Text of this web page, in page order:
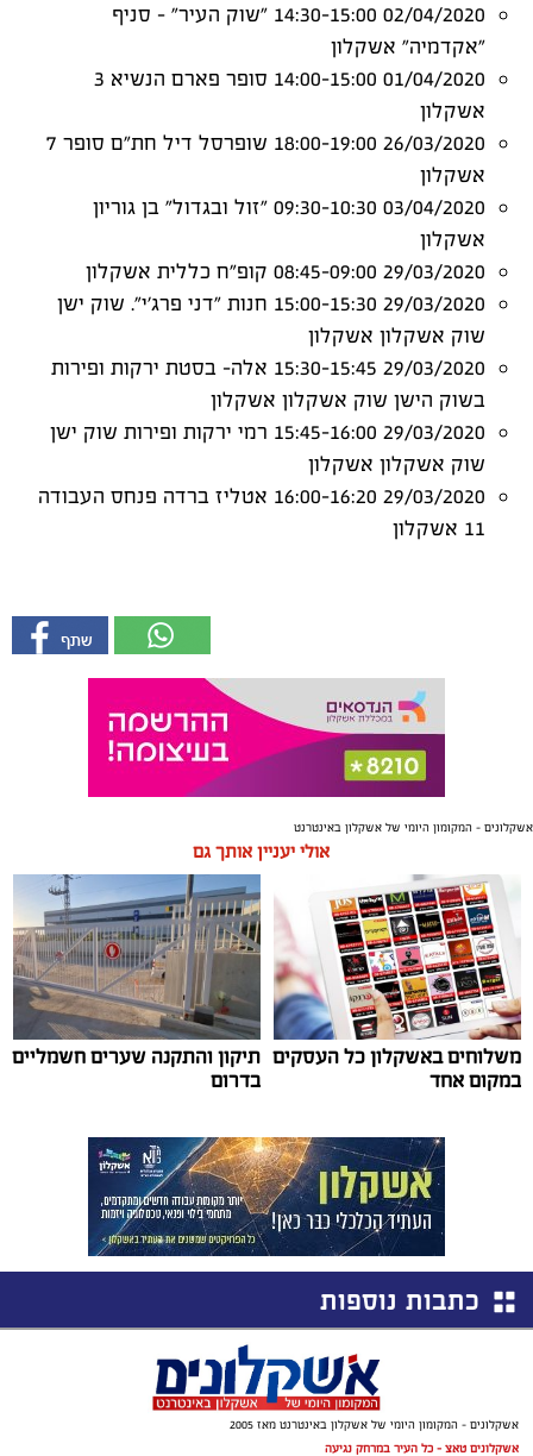
02/04/2020 14:30-15:00 "שוק העיר" - סניף
"אקדמיה" אשקלון
01/04/2020 14:00-15:00 סופר פארם הנשיא 3
אשקלון
26/03/2020 18:00-19:00 שופרסל דיל חת"ם סופר 7
אשקלון
03/04/2020 09:30-10:30 "זול ובגדול" בן גוריון
אשקלון
29/03/2020 08:45-09:00 קופ"ח כללית אשקלון
29/03/2020 15:00-15:30 חנות "דני פרג'י". שוק ישן
שוק אשקלון אשקלון
29/03/2020 15:30-15:45 אלה- בסטת ירקות ופירות
בשוק הישן שוק אשקלון אשקלון
29/03/2020 15:45-16:00 רמי ירקות ופירות שוק ישן
שוק אשקלון אשקלון
29/03/2020 16:00-16:20 אטליז ברדה פנחס העבודה
11 אשקלון
אשקלונים - המקומון היומי של אשקלון באינטרנט
אולי יעניין אותך גם
משלוחים באשקלון כל העסקים
במקום אחד
תיקון והתקנה שערים חשמליים
בדרום
כתבות נוספות
אשקלונים - המקומון היומי של אשקלון באינטרנט מאז 2005
אשקלונים טאצ - כל העיר במרחק נגיעה